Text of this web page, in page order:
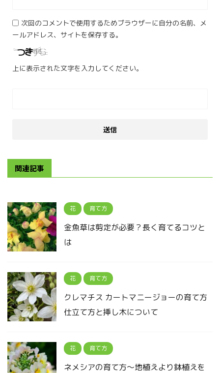
次回のコメントで使用するためブラウザーに自分の名前、メ
ールアドレス、サイトを保存する。
上に表示された文字を入力してください。
関連記事
花 育て方
金魚草は剪定が必要？長く育てるコツと
は
花 育て方
クレマチス カートマニージョーの育て方
仕立て方と挿し木について
花 育て方
ネメシアの育て方～地植えより鉢植えを